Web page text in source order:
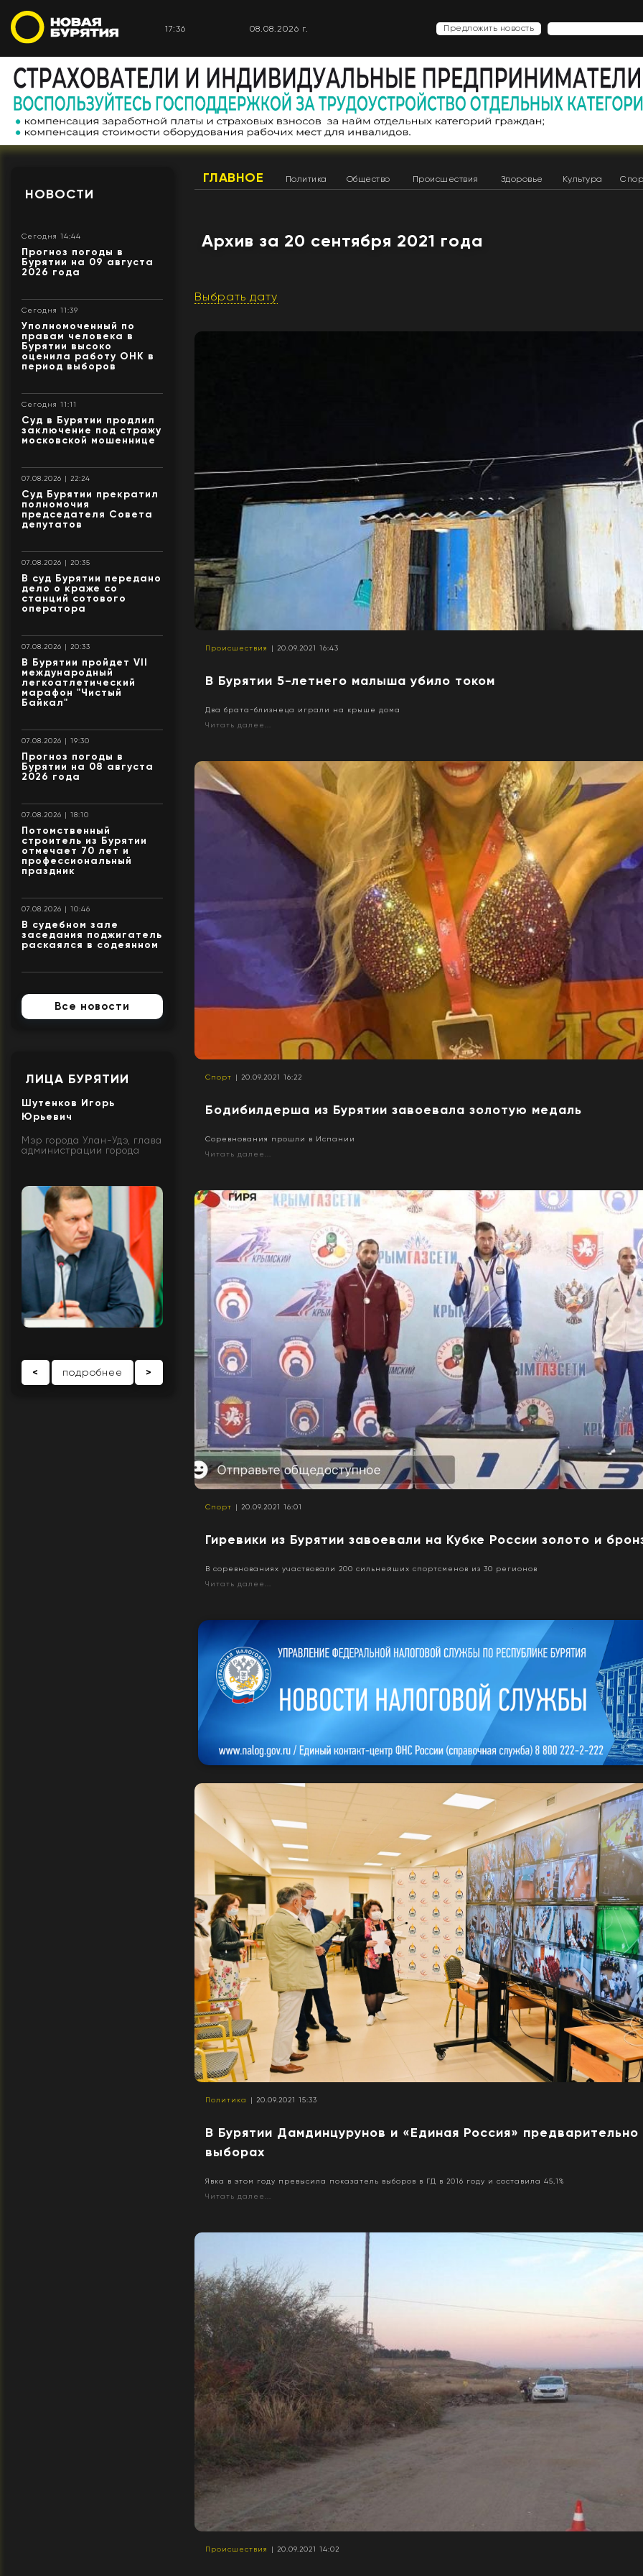
17:36 08.08.2026 г. Предложить новость
НОВОСТИ
Сегодня 14:44
Прогноз погоды в
Бурятии на 09 августа
2026 года
Сегодня 11:39
Уполномоченный по
правам человека в
Бурятии высоко
оценила работу ОНК в
период выборов
Сегодня 11:11
Суд в Бурятии продлил
заключение под стражу
московской мошеннице
07.08.2026 | 22:24
Суд Бурятии прекратил
полномочия
председателя Совета
депутатов
07.08.2026 | 20:35
В суд Бурятии передано
дело о краже со
станций сотового
оператора
07.08.2026 | 20:33
В Бурятии пройдет VII
международный
легкоатлетический
марафон "Чистый
Байкал"
07.08.2026 | 19:30
Прогноз погоды в
Бурятии на 08 августа
2026 года
07.08.2026 | 18:10
Потомственный
строитель из Бурятии
отмечает 70 лет и
профессиональный
праздник
07.08.2026 | 10:46
В судебном зале
заседания поджигатель
раскаялся в содеянном
Все новости
ЛИЦА БУРЯТИИ
Шутенков Игорь
Юрьевич
Мэр города Улан-Удэ, глава
администрации города
< подробнее >
ГЛАВНОЕ Политика Общество Происшествия Здоровье Культура
Архив за 20 сентября 2021 года
Выбрать дату
Происшествия | 20.09.2021 16:43
В Бурятии 5-летнего малыша убило током
Два брата-близнеца играли на крыше дома
Читать далее...
Спорт | 20.09.2021 16:22
Бодибилдерша из Бурятии завоевала золотую медаль
Соревнования прошли в Испании
Читать далее...
Спорт | 20.09.2021 16:01
Гиревики из Бурятии завоевали на Кубке России золото и
В соревнованиях участвовали 200 сильнейших спортсменов из 30 регионов
Читать далее...
Политика | 20.09.2021 15:33
В Бурятии Дамдинцурунов и «Единая Россия»
выборах
Явка в этом году превысила показатель выборов в ГД в 2016 году и составила 45,1%
Читать далее...
Происшествия | 20.09.2021 14:02